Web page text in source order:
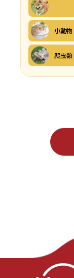
小動物
爬虫類